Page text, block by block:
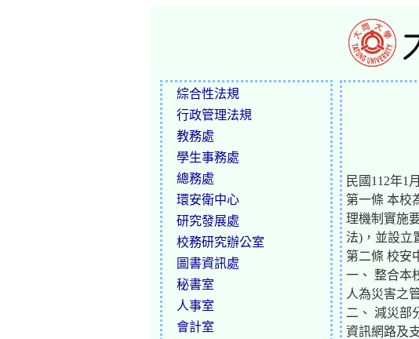
綜合性法規
行政管理法規
教務處
學生事務處
總務處
環安衛中心
研究發展處
校務研究辦公室
圖書資訊處
秘書室
人事室
會計室
民國112年1
第一條 本校
理機制實施
法)，並設立
第二條 校安
一、 整合本
人為災害之
二、 減災部
資訊網路及